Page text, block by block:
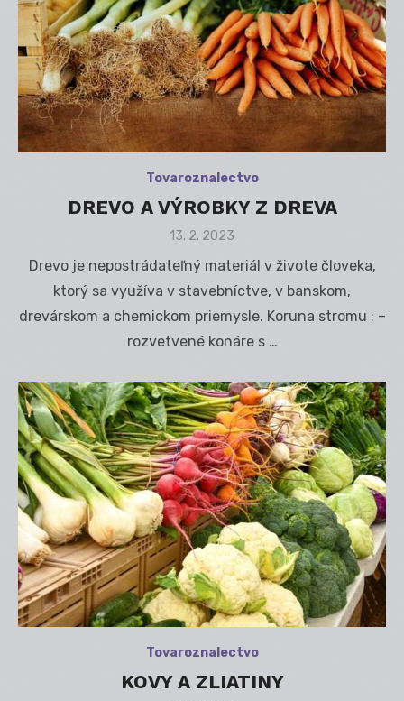
Tovaroznalectvo
DREVO A VÝROBKY Z DREVA
Posted
13. 2. 2023
Drevo je nepostrádateľný materiál v živote človeka,
ktorý sa využíva v stavebníctve, v banskom,
drevárskom a chemickom priemysle. Koruna stromu : –
rozvetvené konáre s …
Tovaroznalectvo
KOVY A ZLIATINY